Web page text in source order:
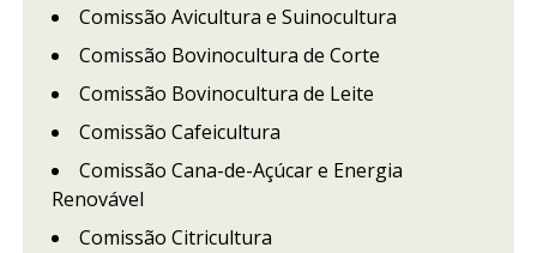
Comissão Avicultura e Suinocultura
Comissão Bovinocultura de Corte
Comissão Bovinocultura de Leite
Comissão Cafeicultura
Comissão Cana-de-Açúcar e Energia
Renovável
Comissão Citricultura